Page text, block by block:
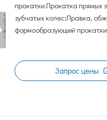
прокатки.Прокатка прямых
зубчатых колес;Правка,
формообразующей
Запрос цены